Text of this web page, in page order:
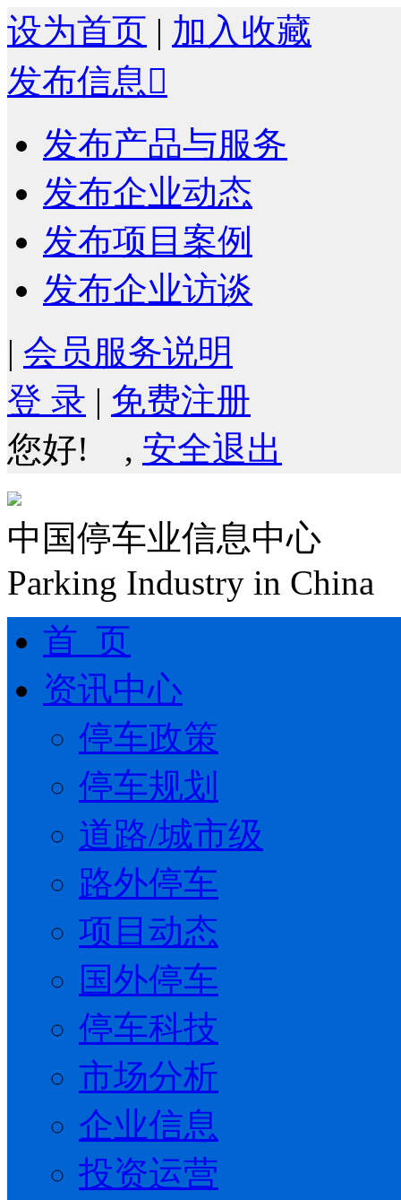
设为首页 | 加入收藏
发布信息
发布产品与服务
发布企业动态
发布项目案例
发布企业访谈
| 会员服务说明
登 录 | 免费注册
您好!
, 安全退出
中国停车业信息中心
Parking Industry in China
首 页
资讯中心
停车政策
停车规划
道路/城市级
路外停车
项目动态
国外停车
停车科技
市场分析
企业信息
投资运营